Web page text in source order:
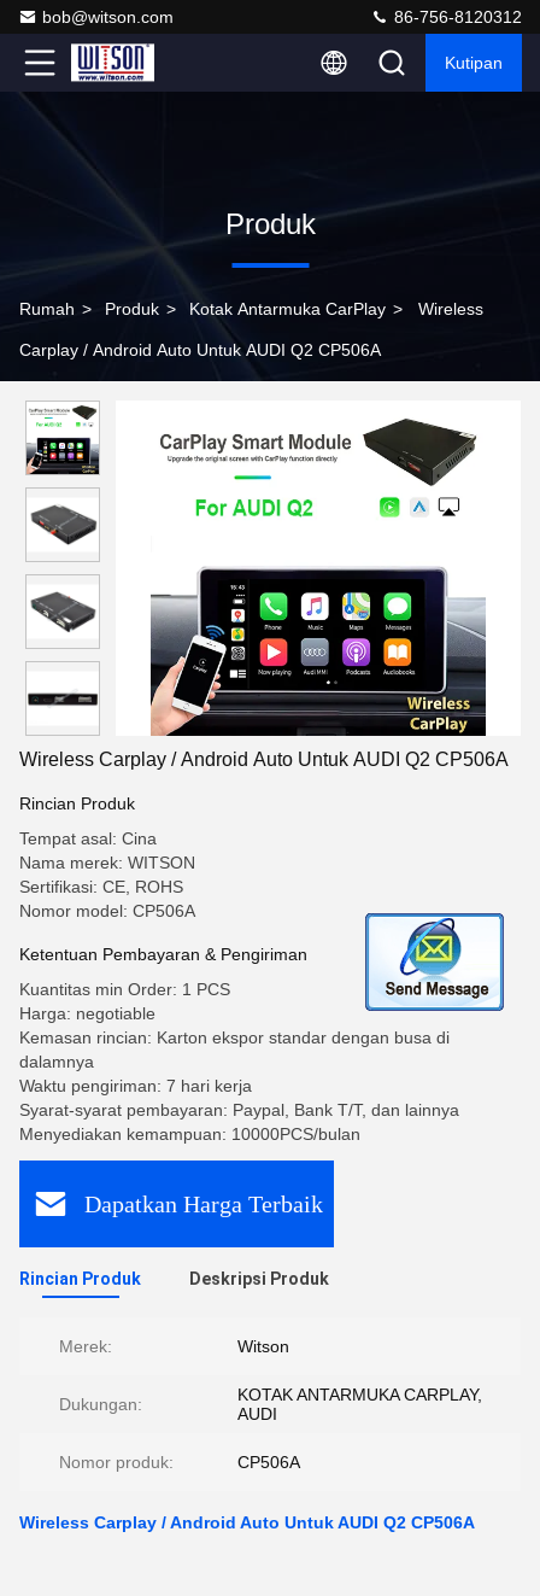
bob@witson.com 86-756-8120312
Kutipan
Produk
Rumah > Produk > Kotak Antarmuka CarPlay > Wireless
Carplay / Android Auto Untuk AUDI Q2 CP506A
Wireless Carplay / Android Auto Untuk AUDI Q2 CP506A
Rincian Produk
Tempat asal: Cina
Nama merek: WITSON
Sertifikasi: CE, ROHS
Nomor model: CP506A
Ketentuan Pembayaran & Pengiriman
Kuantitas min Order: 1 PCS
Harga: negotiable
Kemasan rincian: Karton ekspor standar dengan busa di
dalamnya
Waktu pengiriman: 7 hari kerja
Syarat-syarat pembayaran: Paypal, Bank T/T, dan lainnya
Menyediakan kemampuan: 10000PCS/bulan
Dapatkan Harga Terbaik
Rincian Produk Deskripsi Produk
Merek: Witson
Dukungan:
KOTAK ANTARMUKA CARPLAY,
AUDI
Nomor produk: CP506A
Wireless Carplay / Android Auto Untuk AUDI Q2 CP506A